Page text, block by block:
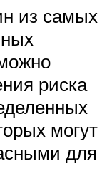
из самых
риска
могут
для